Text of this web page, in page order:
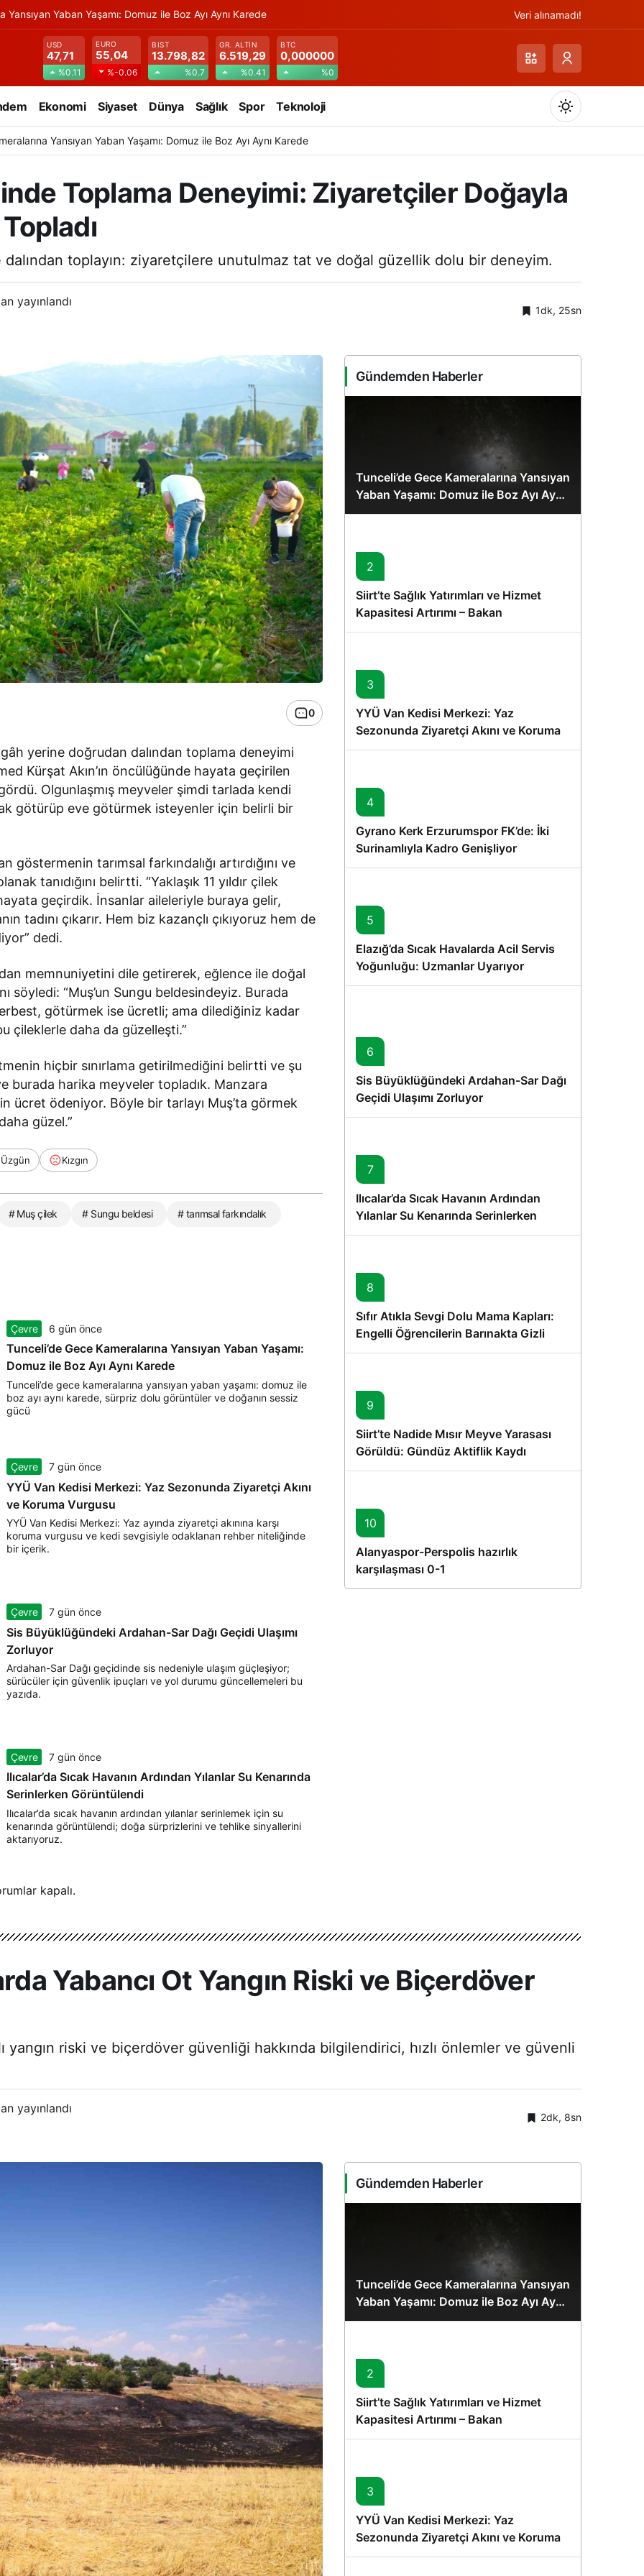
Yansıyan Yaban Yaşamı: Domuz ile Boz Ayı Aynı Karede Veri alınamadı!
USD
47,71
%0.11
EURO
55,04
%-0.06
BIST
13.798,82
%0.7
GR. ALTIN
6.519,29
%0.41
BTC
0,000000
%0
Ekonomi Siyaset Dünya Sağlık Spor Teknoloji
Yansıyan Yaban Yaşamı: Domuz ile Boz Ayı Aynı Karede
Toplama Deneyimi: Ziyaretçiler Doğayla
toplayın: ziyaretçilere unutulmaz tat ve doğal güzellik dolu bir deneyim.
yayınlandı
1dk, 25sn
0
yerine doğrudan dalından toplama deneyimi
Kürşat Akın’ın öncülüğünde hayata geçirilen
Olgunlaşmış meyveler şimdi tarlada kendi
götürüp eve götürmek isteyenler için belirli bir
tarımsal farkındalığı artırdığını ve
tanıdığını belirtti. “Yaklaşık 11 yıldır çilek
geçirdik. İnsanlar aileleriyle buraya gelir,
tadını çıkarır. Hem biz kazançlı çıkıyoruz hem de
dedi.
memnuniyetini dile getirerek, eğlence ile doğal
söyledi: “Muş’un Sungu beldesindeyiz. Burada
götürmek ise ücretli; ama dilediğiniz kadar
çileklerle daha da güzelleşti.”
hiçbir sınırlama getirilmediğini belirtti ve şu
burada harika meyveler topladık. Manzara
ücret ödeniyor. Böyle bir tarlayı Muş’ta görmek
güzel.”
Üzgün Kızgın
# Muş çilek # Sungu beldesi # tarımsal farkındalık
Çevre 6 gün önce
Tunceli’de Gece Kameralarına Yansıyan Yaban Yaşamı:
Domuz ile Boz Ayı Aynı Karede
Tunceli’de gece kameralarına yansıyan yaban yaşamı: domuz ile
boz ayı aynı karede, sürpriz dolu görüntüler ve doğanın sessiz
gücü
Çevre 7 gün önce
YYÜ Van Kedisi Merkezi: Yaz Sezonunda Ziyaretçi Akını
ve Koruma Vurgusu
YYÜ Van Kedisi Merkezi: Yaz ayında ziyaretçi akınına karşı
koruma vurgusu ve kedi sevgisiyle odaklanan rehber niteliğinde
bir içerik.
Çevre 7 gün önce
Sis Büyüklüğündeki Ardahan-Sar Dağı Geçidi Ulaşımı
Zorluyor
Ardahan-Sar Dağı geçidinde sis nedeniyle ulaşım güçleşiyor;
sürücüler için güvenlik ipuçları ve yol durumu güncellemeleri bu
yazıda.
Çevre 7 gün önce
Ilıcalar’da Sıcak Havanın Ardından Yılanlar Su Kenarında
Serinlerken Görüntülendi
Ilıcalar’da sıcak havanın ardından yılanlar serinlemek için su
kenarında görüntülendi; doğa sürprizlerini ve tehlike sinyallerini
aktarıyoruz.
kapalı.
Gündemden Haberler
Tunceli’de Gece Kameralarına Yansıyan
Yaban Yaşamı: Domuz ile Boz Ayı Aynı
Karede
2
Siirt’te Sağlık Yatırımları ve Hizmet
Kapasitesi Artırımı – Bakan
Memişoğlu’nun Ziyareti
3
YYÜ Van Kedisi Merkezi: Yaz
Sezonunda Ziyaretçi Akını ve Koruma
Vurgusu
4
Gyrano Kerk Erzurumspor FK’de: İki
Surinamlıyla Kadro Genişliyor
5
Elazığ’da Sıcak Havalarda Acil Servis
Yoğunluğu: Uzmanlar Uyarıyor
6
Sis Büyüklüğündeki Ardahan-Sar Dağı
Geçidi Ulaşımı Zorluyor
7
Ilıcalar’da Sıcak Havanın Ardından
Yılanlar Su Kenarında Serinlerken
Görüntülendi
8
Sıfır Atıkla Sevgi Dolu Mama Kapları:
Engelli Öğrencilerin Barınakta Gizli
Dostları İçin Gönüllü Proje
9
Siirt’te Nadide Mısır Meyve Yarasası
Görüldü: Gündüz Aktiflik Kaydı
10
Alanyaspor-Perspolis hazırlık
karşılaşması 0-1
Yabancı Ot Yangın Riski ve Biçerdöver
yangın riski ve biçerdöver güvenliği hakkında bilgilendirici, hızlı önlemler ve güvenli
yayınlandı
2dk, 8sn
Gündemden Haberler
Tunceli’de Gece Kameralarına Yansıyan
Yaban Yaşamı: Domuz ile Boz Ayı Aynı
Karede
2
Siirt’te Sağlık Yatırımları ve Hizmet
Kapasitesi Artırımı – Bakan
Memişoğlu’nun Ziyareti
3
YYÜ Van Kedisi Merkezi: Yaz
Sezonunda Ziyaretçi Akını ve Koruma
Vurgusu